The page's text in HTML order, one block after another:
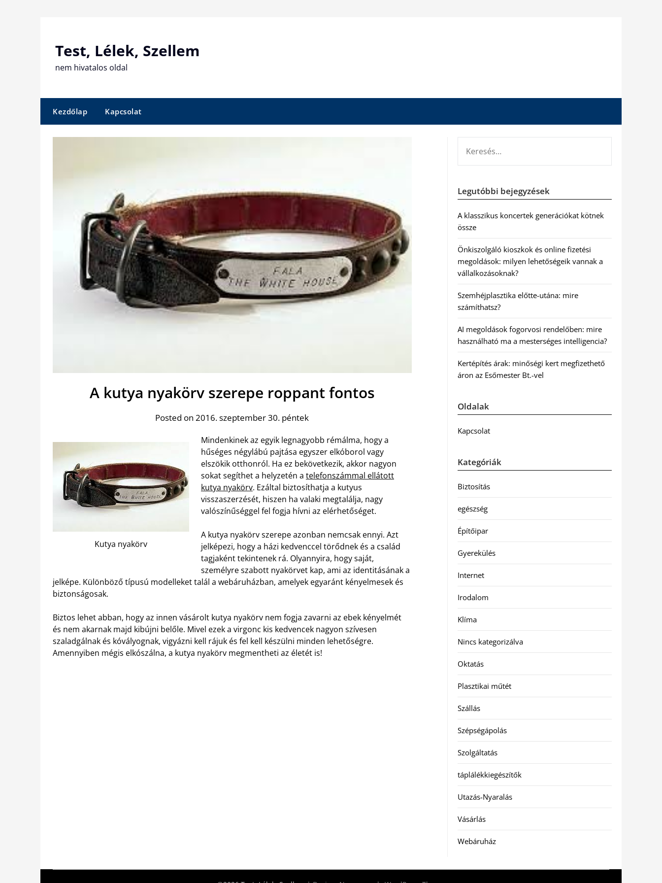
Test, Lélek, Szellem
nem hivatalos oldal
Kezdőlap Kapcsolat
A kutya nyakörv szerepe roppant fontos
Posted on 2016. szeptember 30. péntek
Kutya nyakörv
Mindenkinek az egyik legnagyobb rémálma, hogy a
hűséges négylábú pajtása egyszer elkóborol vagy
elszökik otthonról. Ha ez bekövetkezik, akkor nagyon
sokat segíthet a helyzetén a telefonszámmal ellátott
kutya nyakörv. Ezáltal biztosíthatja a kutyus
visszaszerzését, hiszen ha valaki megtalálja, nagy
valószínűséggel fel fogja hívni az elérhetőséget.
A kutya nyakörv szerepe azonban nemcsak ennyi. Azt
jelképezi, hogy a házi kedvenccel törődnek és a család
tagjaként tekintenek rá. Olyannyira, hogy saját,
személyre szabott nyakörvet kap, ami az identitásának a
jelképe. Különböző típusú modelleket talál a webáruházban, amelyek egyaránt kényelmesek és
biztonságosak.
Biztos lehet abban, hogy az innen vásárolt kutya nyakörv nem fogja zavarni az ebek kényelmét
és nem akarnak majd kibújni belőle. Mivel ezek a virgonc kis kedvencek nagyon szívesen
szaladgálnak és kóvályognak, vigyázni kell rájuk és fel kell készülni minden lehetőségre.
Amennyiben mégis elkószálna, a kutya nyakörv megmentheti az életét is!
Legutóbbi bejegyzések
A klasszikus koncertek generációkat kötnek
össze
Önkiszolgáló kioszkok és online fizetési
megoldások: milyen lehetőségeik vannak a
vállalkozásoknak?
Szemhéjplasztika előtte-utána: mire
számíthatsz?
AI megoldások fogorvosi rendelőben: mire
használható ma a mesterséges intelligencia?
Kertépítés árak: minőségi kert megfizethető
áron az Esőmester Bt.-vel
Oldalak
Kapcsolat
Kategóriák
Biztosítás
egészség
Építőipar
Gyerekülés
Internet
Irodalom
Klíma
Nincs kategorizálva
Oktatás
Plasztikai műtét
Szállás
Szépségápolás
Szolgáltatás
táplálékkiegészítők
Utazás-Nyaralás
Vásárlás
Webáruház